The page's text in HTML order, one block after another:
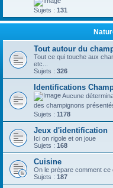
Sujets : 131
Tout autour du
Tout ce qui touche aux
etc...
Sujets : 326
Identifications
Aucune
des champignons
Sujets : 1178
Jeux d'identification
Ici on rigole et on joue
Sujets : 168
Cuisine
On le prépare comment ce
Sujets : 187